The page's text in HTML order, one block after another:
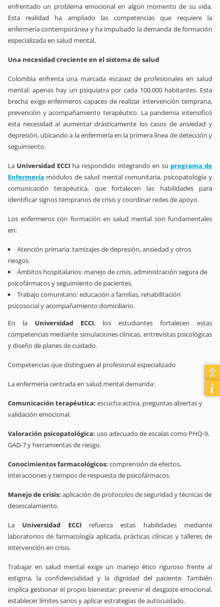
enfrentado un problema emocional en algún momento de su vida.
Esta realidad ha ampliado las competencias que requiere la
enfermería contemporánea y ha impulsado la demanda de formación
especializada en salud mental.
Una necesidad creciente en el sistema de salud
Colombia enfrenta una marcada escasez de profesionales en salud
mental: apenas hay un psiquiatra por cada 100.000 habitantes. Esta
brecha exige enfermeros capaces de realizar intervención temprana,
prevención y acompañamiento terapéutico. La pandemia intensificó
esta necesidad al aumentar drásticamente los casos de ansiedad y
depresión, ubicando a la enfermería en la primera línea de detección y
seguimiento.
La Universidad ECCI ha respondido integrando en su programa de
Enfermería módulos de salud mental comunitaria, psicopatología y
comunicación terapéutica, que fortalecen las habilidades para
identificar signos tempranos de crisis y coordinar redes de apoyo.
Los enfermeros con formación en salud mental son fundamentales
en:
Atención primaria: tamizajes de depresión, ansiedad y otros
riesgos.
Ámbitos hospitalarios: manejo de crisis, administración segura de
psicofármacos y seguimiento de pacientes.
Trabajo comunitario: educación a familias, rehabilitación
psicosocial y acompañamiento domiciliario.
En la Universidad ECCI, los estudiantes fortalecen estas
competencias mediante simulaciones clínicas, entrevistas psicológicas
y diseño de planes de cuidado.
Competencias que distinguen al profesional especializado
La enfermería centrada en salud mental demanda:
Comunicación terapéutica: escucha activa, preguntas abiertas y
validación emocional.
Valoración psicopatológica: uso adecuado de escalas como PHQ-9,
GAD-7 y herramientas de riesgo.
Conocimientos farmacológicos: comprensión de efectos,
interacciones y tiempos de respuesta de psicofármacos.
Manejo de crisis: aplicación de protocolos de seguridad y técnicas de
desescalamiento.
La Universidad ECCI refuerza estas habilidades mediante
laboratorios de farmacología aplicada, prácticas clínicas y talleres de
intervención en crisis.
Trabajar en salud mental exige un manejo ético riguroso frente al
estigma, la confidencialidad y la dignidad del paciente. También
implica gestionar el propio bienestar: prevenir el desgaste emocional,
establecer límites sanos y aplicar estrategias de autocuidado.